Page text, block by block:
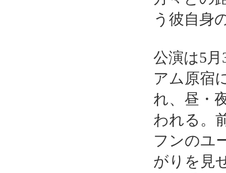
う彼自身
公演は5
アム原宿
れ、昼・
われる。
フンのユ
がりを見